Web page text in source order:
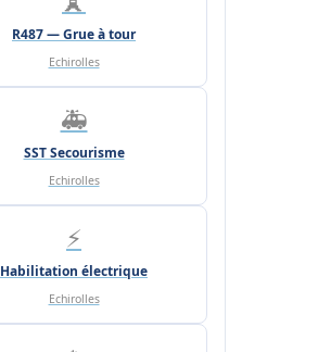
R487 — Grue à tour
Echirolles
🚑
SST Secourisme
Echirolles
⚡
Habilitation électrique
Echirolles